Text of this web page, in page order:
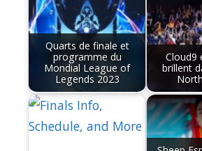
Quarts de finale et
programme du
Mondial League of
Legends 2023
Cloud9
brillent